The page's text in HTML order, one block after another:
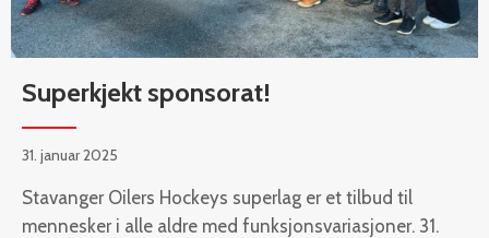
Superkjekt sponsorat!
31. januar 2025
Stavanger Oilers Hockeys superlag er et tilbud til
mennesker i alle aldre med funksjonsvariasjoner. 31.